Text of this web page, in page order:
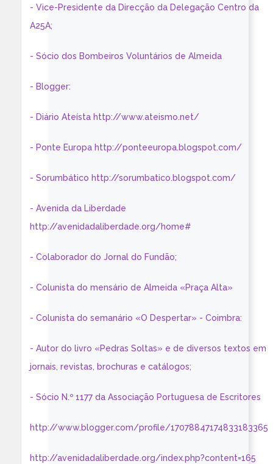
- Vice-Presidente da Direcção da Delegação Centro da
A25A;
- Sócio dos Bombeiros Voluntários de Almeida
- Blogger:
- Diário Ateísta http://www.ateismo.net/
- Ponte Europa http://ponteeuropa.blogspot.com/
- Sorumbático http://sorumbatico.blogspot.com/
- Avenida da Liberdade
http://avenidadaliberdade.org/home#
- Colaborador do Jornal do Fundão;
- Colunista do mensário de Almeida «Praça Alta»
- Colunista do semanário «O Despertar» - Coimbra:
- Autor do livro «Pedras Soltas» e de diversos textos em
jornais, revistas, brochuras e catálogos;
- Sócio N.º 1177 da Associação Portuguesa de Escritores
http://www.blogger.com/profile/17078847174833183365
http://avenidadaliberdade.org/index.php?content=165